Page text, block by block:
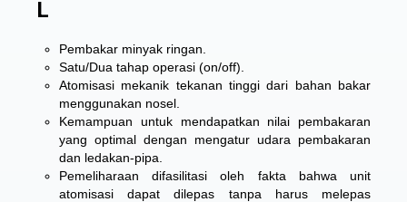
L
Pembakar minyak ringan.
Satu/Dua tahap operasi (on/off).
Atomisasi mekanik tekanan tinggi dari bahan bakar
menggunakan nosel.
Kemampuan untuk mendapatkan nilai pembakaran
yang optimal dengan mengatur udara pembakaran
dan ledakan-pipa.
Pemeliharaan difasilitasi oleh fakta bahwa unit
atomisasi dapat dilepas tanpa harus melepas